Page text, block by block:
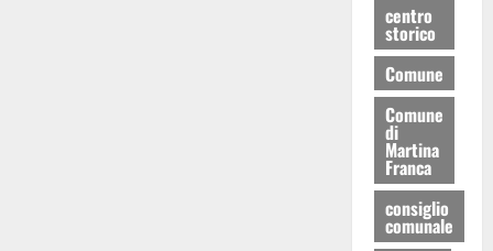
centro
storico
Comune
Comune
di
Martina
Franca
consiglio
comunale